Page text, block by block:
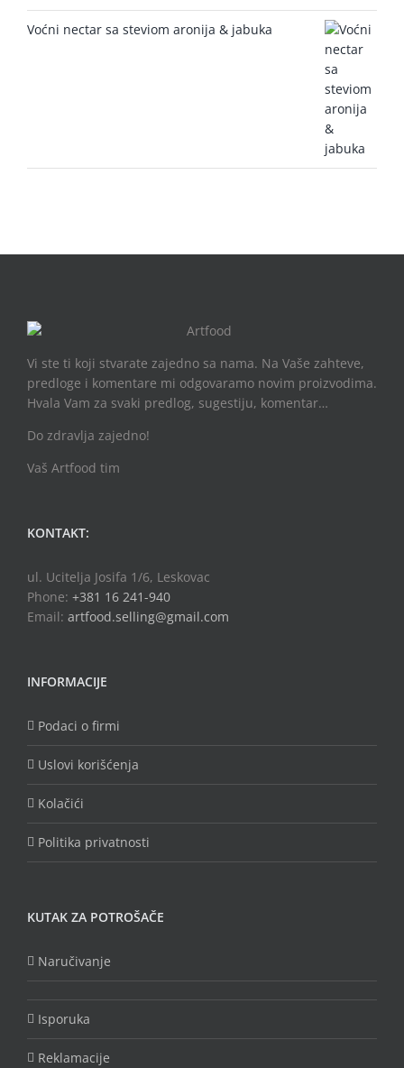
Voćni nectar sa steviom aronija & jabuka
Vi ste ti koji stvarate zajedno sa nama. Na Vaše zahteve,
predloge i komentare mi odgovaramo novim proizvodima.
Hvala Vam za svaki predlog, sugestiju, komentar…
Do zdravlja zajedno!
Vaš Artfood tim
KONTAKT:
ul. Ucitelja Josifa 1/6, Leskovac
Phone: +381 16 241-940
Email: artfood.selling@gmail.com
INFORMACIJE
Podaci o firmi
Uslovi korišćenja
Kolačići
Politika privatnosti
KUTAK ZA POTROŠAČE
Naručivanje
Isporuka
Reklamacije